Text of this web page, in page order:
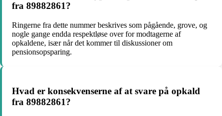
fra 89882861?
Ringerne fra dette nummer beskrives som pågående, grove, og
nogle gange endda respektløse over for modtagerne af
opkaldene, især når det kommer til diskussioner om
pensionsopsparing.
Hvad er konsekvenserne af at svare på opkald
fra 89882861?